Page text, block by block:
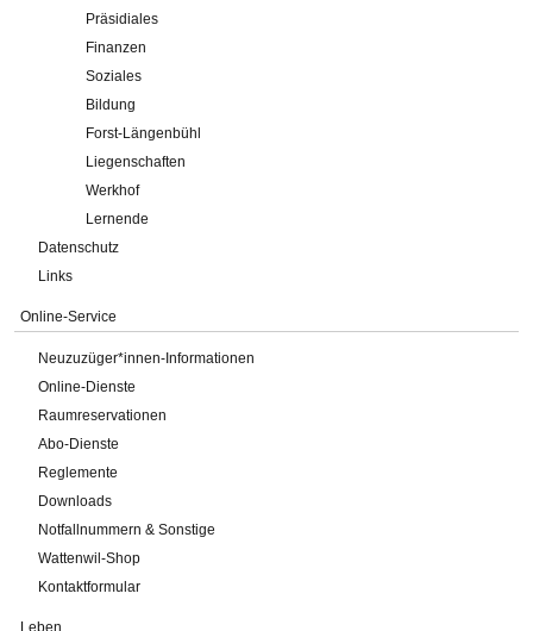
Präsidiales
Finanzen
Soziales
Bildung
Forst-Längenbühl
Liegenschaften
Werkhof
Lernende
Datenschutz
Links
Online-Service
Neuzuzüger*innen-Informationen
Online-Dienste
Raumreservationen
Abo-Dienste
Reglemente
Downloads
Notfallnummern & Sonstige
Wattenwil-Shop
Kontaktformular
Leben